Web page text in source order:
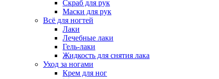
Скраб для рук
Маски для рук
Всё для ногтей
Лаки
Лечебные лаки
Гель-лаки
Жидкость для снятия лака
Уход за ногами
Крем для ног